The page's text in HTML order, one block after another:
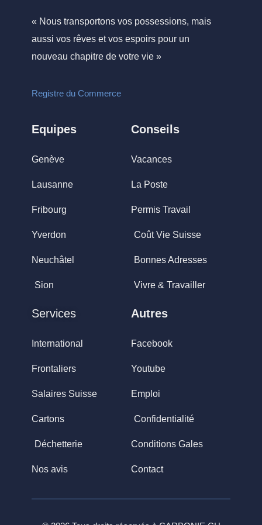
« Nous transportons vos possessions, mais
aussi vos rêves et vos espoirs pour un
nouveau chapitre de votre vie »
Registre du Commerce
Equipes
Genève
Lausanne
Fribourg
Yverdon
Neuchâtel
Sion
Conseils
Vacances
La Poste
Permis Travail
Coût Vie Suisse
Bonnes Adresses
Vivre & Travailler
Services
International
Frontaliers
Salaires Suisse
Cartons
Déchetterie
Nos avis
Autres
Facebook
Youtube
Emploi
Confidentialité
Conditions Gales
Contact